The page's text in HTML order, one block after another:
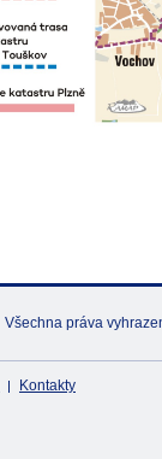
Všechna práva
Kontakty